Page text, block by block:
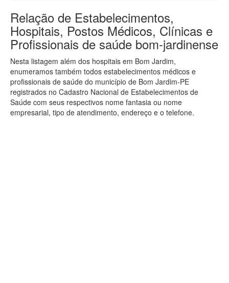
Relação de Estabelecimentos,
Hospitais, Postos Médicos, Clínicas e
Profissionais de saúde bom-jardinense
Nesta listagem além dos hospitais em Bom Jardim,
enumeramos também todos estabelecimentos médicos e
profissionais de saúde do município de Bom Jardim-PE
registrados no Cadastro Nacional de Estabelecimentos de
Saúde com seus respectivos nome fantasia ou nome
empresarial, tipo de atendimento, endereço e o telefone.